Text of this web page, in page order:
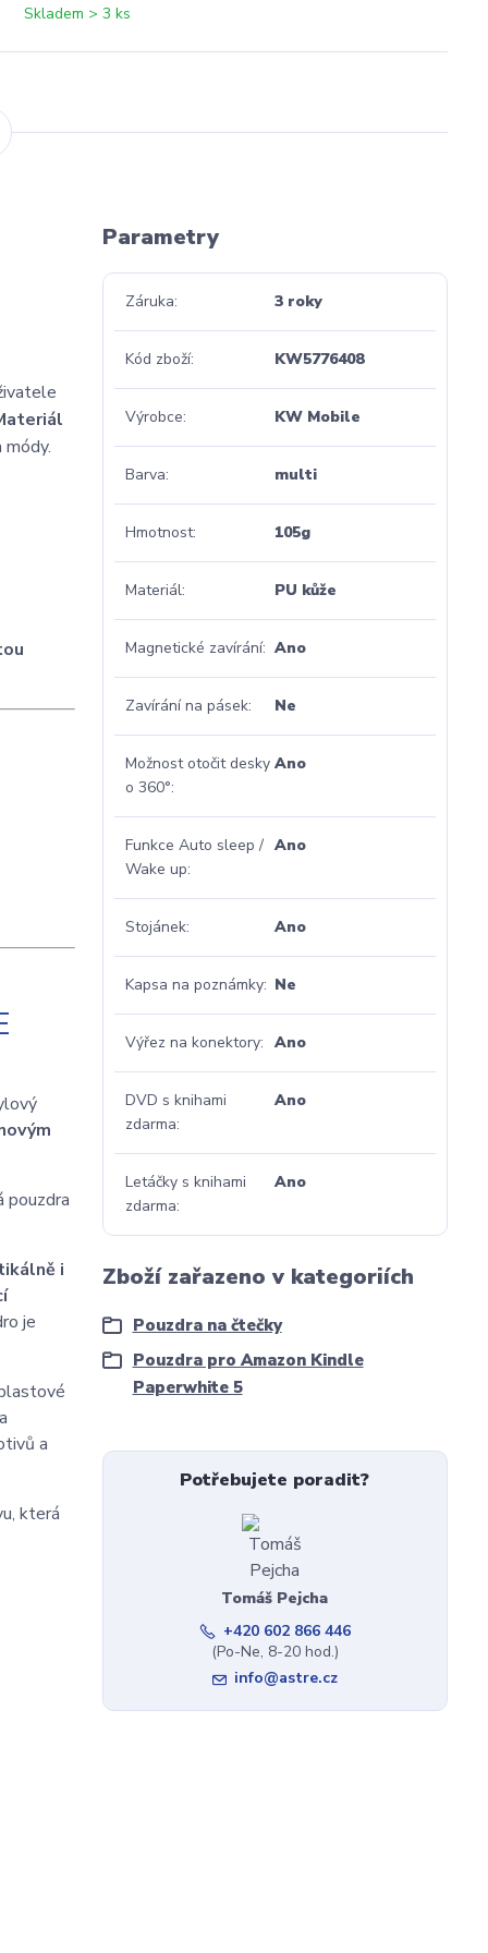
Skladem > 3 ks
pouzdra
i
je
a
která
Parametry
Záruka 3 roky
Kód zboží KW5776408
Výrobce KW Mobile
Barva multi
Hmotnost 105g
Materiál PU kůže
Magnetické zavírání Ano
Zavírání na pásek Ne
Možnost otočit desky
o 360°
Ano
Funkce Auto sleep /
Wake up
Ano
Stojánek Ano
Kapsa na poznámky Ne
Výřez na konektory Ano
DVD s knihami
zdarma
Ano
Letáčky s knihami
zdarma
Ano
Zboží zařazeno v kategoriích
Pouzdra na čtečky
Pouzdra pro Amazon Kindle
Paperwhite 5
Potřebujete poradit?
Tomáš Pejcha
+420 602 866 446
(Po-Ne, 8-20 hod.)
info@astre.cz